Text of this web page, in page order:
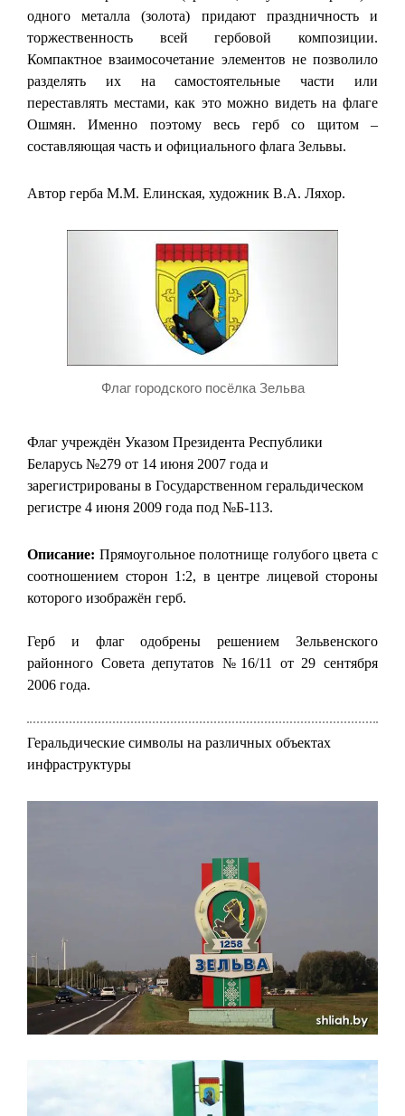
одного металла (золота) придают праздничность и
торжественность всей гербовой композиции.
Компактное взаимосочетание элементов не позволило
разделять их на самостоятельные части или
переставлять местами, как это можно видеть на флаге
Ошмян. Именно поэтому весь герб со щитом –
составляющая часть и официального флага Зельвы.
Автор герба М.М. Елинская, художник В.А. Ляхор.
Флаг городского посёлка Зельва
Флаг учреждён Указом Президента Республики
Беларусь №279 от 14 июня 2007 года и
зарегистрированы в Государственном геральдическом
регистре 4 июня 2009 года под №Б-113.
Описание: Прямоугольное полотнище голубого цвета с
соотношением сторон 1:2, в центре лицевой стороны
которого изображён герб.
Герб и флаг одобрены решением Зельвенского
районного Совета депутатов №16/11 от 29 сентября
2006 года.
Геральдические символы на различных объектах
инфраструктуры